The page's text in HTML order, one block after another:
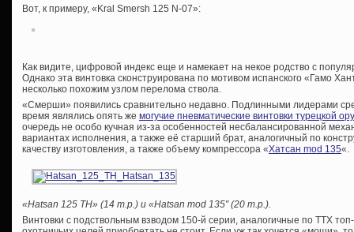
Вот, к примеру, «Kral Smersh 125 N-07»:
Как видите, цифровой индекс еще и намекает на некое родство с
Однако эта винтовка сконструирована по мотивом испанского «Гамо
несколько похожим узлом перелома ствола.
«Смерши» появились сравнительно недавно. Подлинными лидерами
время являлись опять же могучие пневматические винтовки турецкой
очередь не особо кучная из-за особенностей несбалансированной
вариантах исполнения, а также её старший брат, аналогичный по
качеству изготовления, а также объему компрессора «Хатсан mod 135«.
«Hatsan 125 TH» (14 т.р.) и «Hatsan mod 135″ (20 т.р.).
Винтовки с подствольным взводом 150-й серии, аналогичные по ТТХ